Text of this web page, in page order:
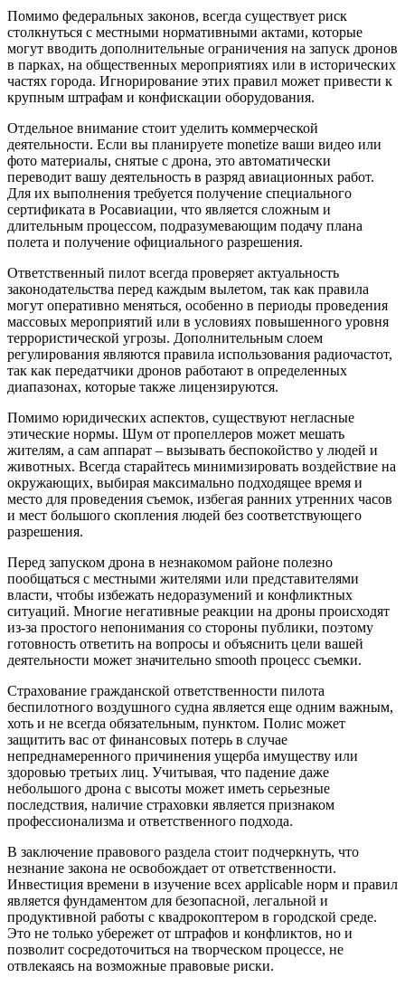
Помимо федеральных законов, всегда существует риск
столкнуться с местными нормативными актами, которые
могут вводить дополнительные ограничения на запуск дронов
в парках, на общественных мероприятиях или в исторических
частях города. Игнорирование этих правил может привести к
крупным штрафам и конфискации оборудования.
Отдельное внимание стоит уделить коммерческой
деятельности. Если вы планируете monetize ваши видео или
фото материалы, снятые с дрона, это автоматически
переводит вашу деятельность в разряд авиационных работ.
Для их выполнения требуется получение специального
сертификата в Росавиации, что является сложным и
длительным процессом, подразумевающим подачу плана
полета и получение официального разрешения.
Ответственный пилот всегда проверяет актуальность
законодательства перед каждым вылетом, так как правила
могут оперативно меняться, особенно в периоды проведения
массовых мероприятий или в условиях повышенного уровня
террористической угрозы. Дополнительным слоем
регулирования являются правила использования радиочастот,
так как передатчики дронов работают в определенных
диапазонах, которые также лицензируются.
Помимо юридических аспектов, существуют негласные
этические нормы. Шум от пропеллеров может мешать
жителям, а сам аппарат – вызывать беспокойство у людей и
животных. Всегда старайтесь минимизировать воздействие на
окружающих, выбирая максимально подходящее время и
место для проведения съемок, избегая ранних утренних часов
и мест большого скопления людей без соответствующего
разрешения.
Перед запуском дрона в незнакомом районе полезно
пообщаться с местными жителями или представителями
власти, чтобы избежать недоразумений и конфликтных
ситуаций. Многие негативные реакции на дроны происходят
из-за простого непонимания со стороны публики, поэтому
готовность ответить на вопросы и объяснить цели вашей
деятельности может значительно smooth процесс съемки.
Страхование гражданской ответственности пилота
беспилотного воздушного судна является еще одним важным,
хоть и не всегда обязательным, пунктом. Полис может
защитить вас от финансовых потерь в случае
непреднамеренного причинения ущерба имуществу или
здоровью третьих лиц. Учитывая, что падение даже
небольшого дрона с высоты может иметь серьезные
последствия, наличие страховки является признаком
профессионализма и ответственного подхода.
В заключение правового раздела стоит подчеркнуть, что
незнание закона не освобождает от ответственности.
Инвестиция времени в изучение всех applicable норм и правил
является фундаментом для безопасной, легальной и
продуктивной работы с квадрокоптером в городской среде.
Это не только убережет от штрафов и конфликтов, но и
позволит сосредоточиться на творческом процессе, не
отвлекаясь на возможные правовые риски.